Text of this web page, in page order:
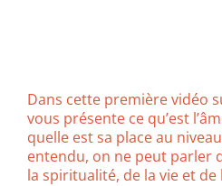
Dans cette première vidéo
vous présente ce qu’est
quelle est sa place au
entendu, on ne peut parler
la spiritualité, de la vie et de